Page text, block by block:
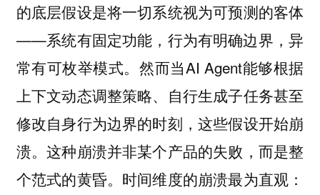
的底层假设是将一切系统视为可预测的客体
——系统有固定功能，行为有明确边界，异
常有可枚举模式。然而当AI Agent能够根据
上下文动态调整策略、自行生成子任务甚至
修改自身行为边界的时刻，这些假设开始崩
溃。这种崩溃并非某个产品的失败，而是整
个范式的黄昏。时间维度的崩溃最为直观：